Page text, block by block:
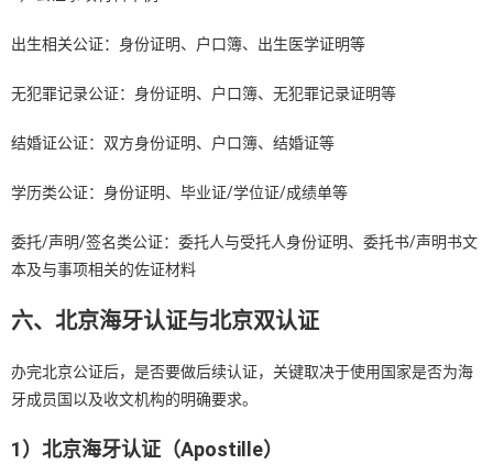
出生相关公证：身份证明、户口簿、出生医学证明等
无犯罪记录公证：身份证明、户口簿、无犯罪记录证明等
结婚证公证：双方身份证明、户口簿、结婚证等
学历类公证：身份证明、毕业证/学位证/成绩单等
委托/声明/签名类公证：委托人与受托人身份证明、委托书/声明书文
本及与事项相关的佐证材料
六、北京海牙认证与北京双认证
办完北京公证后，是否要做后续认证，关键取决于使用国家是否为海
牙成员国以及收文机构的明确要求。
1）北京海牙认证（Apostille）